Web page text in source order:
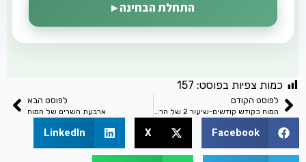
התחלת הבחינה ▸
כמות צפיות בפוסט: 157
לפוסט הקודם
המוח כקודש קודשים-שיעור 2 של הרב ישראל אברג'ל
לפוסט הבא
ארבעת השרים של המוח
Facebook
X
LinkedIn